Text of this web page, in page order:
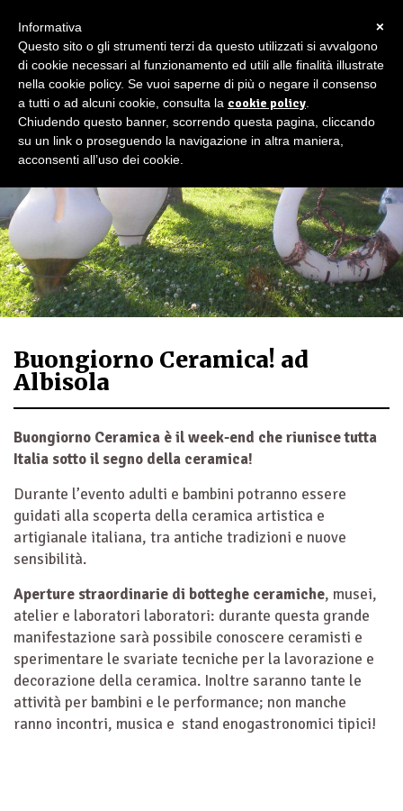
Buongiorno Ceramica! ad
Albisola
Buongiorno Ceramica è il week-end che riunisce tutta
Italia sotto il segno della ceramica!
Durante l’evento adulti e bambini potranno essere
guidati alla scoperta della ceramica artistica e
artigianale italiana, tra antiche tradizioni e nuove
sensibilità.
Aperture straordinarie di botteghe ceramiche, musei,
atelier e laboratori laboratori: durante questa grande
manifestazione sarà possibile conoscere ceramisti e
sperimentare le svariate tecniche per la lavorazione e
decorazione della ceramica. Inoltre saranno tante le
attività per bambini e le performance; non manche
ranno incontri, musica e stand enogastronomici tipici!
×
Informativa
Questo sito o gli strumenti terzi da questo utilizzati si avvalgono
di cookie necessari al funzionamento ed utili alle finalità illustrate
nella cookie policy. Se vuoi saperne di più o negare il consenso
a tutti o ad alcuni cookie, consulta la cookie policy
Chiudendo questo banner, scorrendo questa pagina, cliccando
su un link o proseguendo la navigazione in altra maniera,
acconsenti all’uso dei cookie.